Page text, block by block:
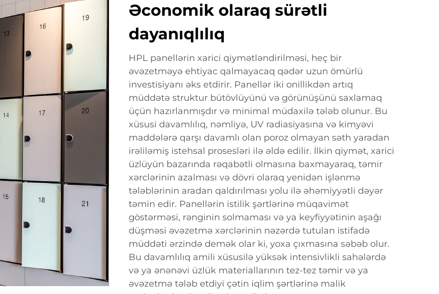
Əconomik olaraq sürətli
dayanıqlılıq
HPL panellərin xarici qiymətləndirilməsi, heç bir
əvəzetməyə ehtiyac qalmayacaq qədər uzun ömürlü
investisiyanı əks etdirir. Panellər iki onillikdən artıq
müddətə struktur bütövlüyünü və görünüşünü saxlamaq
üçün hazırlanmışdır və minimal müdaxilə tələb olunur. Bu
xüsusi davamlılıq, nəmliyə, UV radiasiyasına və kimyəvi
maddələrə qarşı davamlı olan poroz olmayan səth yaradan
irəliləmiş istehsal prosesləri ilə əldə edilir. İlkin qiymət, xarici
üzlüyün bazarında rəqabətli olmasına baxmayaraq, təmir
xərclərinin azalması və dövri olaraq yenidən işlənmə
tələblərinin aradan qaldırılması yolu ilə əhəmiyyətli dəyər
təmin edir. Panellərin istilik şərtlərinə müqavimət
göstərməsi, rənginin solmaması və ya keyfiyyətinin aşağı
düşməsi əvəzetmə xərclərinin nəzərdə tutulan istifadə
müddəti ərzində demək olar ki, yoxa çıxmasına səbəb olur.
Bu davamlılıq amili xüsusilə yüksək intensivlikli sahələrdə
və ya ənənəvi üzlük materiallarının tez-tez təmir və ya
əvəzetmə tələb etdiyi çətin iqlim şərtlərinə malik